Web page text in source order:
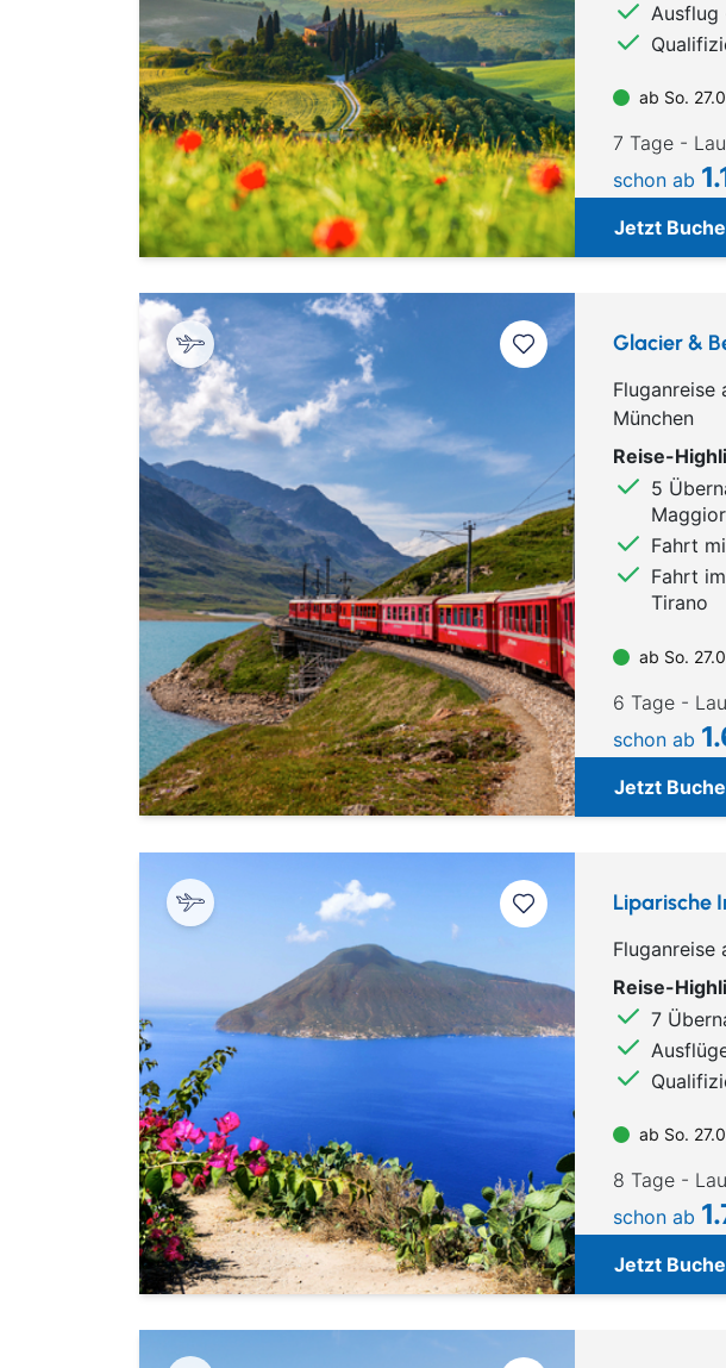
Ausflug
ab So.
7 Tage -
schon ab
Jetzt
Glacier &
Fluganreise
München
Reise-
5
Fahrt
Fahrt
Tirano
ab So.
6 Tage -
schon ab
Jetzt
Liparische
Fluganreise
Reise-
7
ab So.
8 Tage -
schon ab
Jetzt